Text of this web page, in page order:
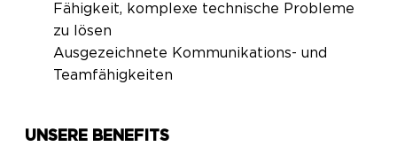
Fähigkeit, komplexe technische Probleme
zu lösen
Ausgezeichnete Kommunikations- und
Teamfähigkeiten
UNSERE BENEFITS